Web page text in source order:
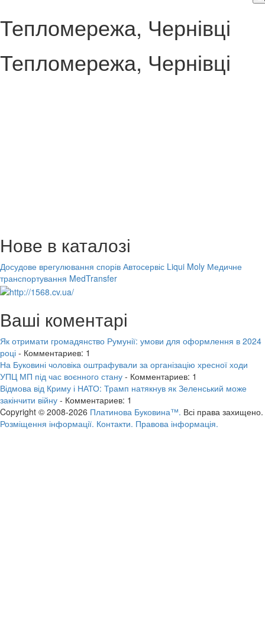
Тепломережа, Чернівці
Тепломережа, Чернівці
Нове в каталозі
Досудове врегулювання спорів Автосервіс Liqui Moly Медичне
транспортування MedTransfer
Ваші коментарі
Як отримати громадянство Румунії: умови для оформлення в 2024
році - Комментариев: 1
На Буковині чоловіка оштрафували за організацію хресної ходи
УПЦ МП під час воєнного стану - Комментариев: 1
Відмова від Криму і НАТО: Трамп натякнув як Зеленський може
закінчити війну - Комментариев: 1
Copyright © 2008-2026 Платинова Буковина™. Всі права захищено.
Розміщення інформації. Контакти. Правова інформація.